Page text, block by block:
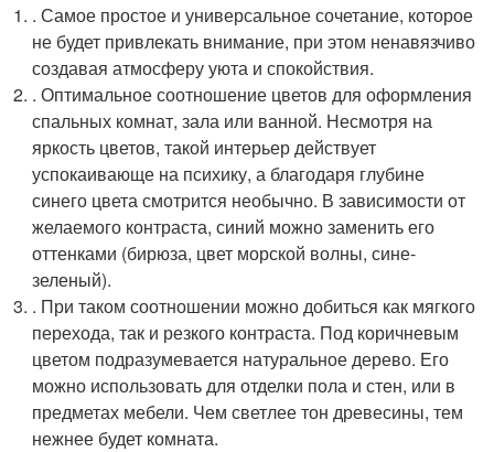
. Самое простое и универсальное сочетание, которое
не будет привлекать внимание, при этом ненавязчиво
создавая атмосферу уюта и спокойствия.
. Оптимальное соотношение цветов для оформления
спальных комнат, зала или ванной. Несмотря на
яркость цветов, такой интерьер действует
успокаивающе на психику, а благодаря глубине
синего цвета смотрится необычно. В зависимости от
желаемого контраста, синий можно заменить его
оттенками (бирюза, цвет морской волны, сине-
зеленый).
. При таком соотношении можно добиться как мягкого
перехода, так и резкого контраста. Под коричневым
цветом подразумевается натуральное дерево. Его
можно использовать для отделки пола и стен, или в
предметах мебели. Чем светлее тон древесины, тем
нежнее будет комната.